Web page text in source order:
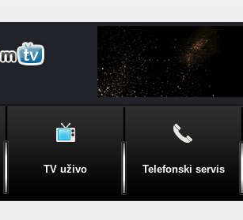
TV uživo Telefonski servis